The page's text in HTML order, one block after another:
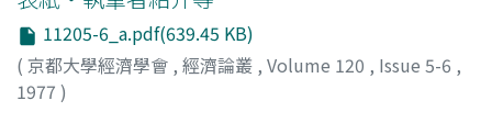
11205-6_a.pdf(639.45 KB)
( 京都大學經濟學會 , 經濟論叢 , Volume 120 , Issue 5-6 ,
1977 )